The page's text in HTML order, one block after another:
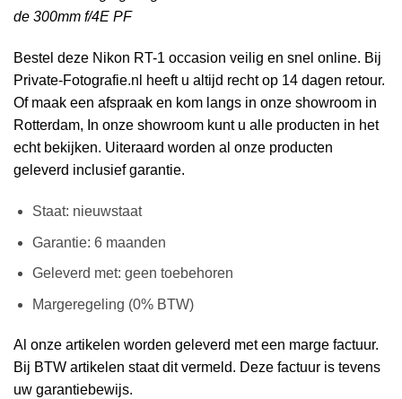
de 300mm f/4E PF
Bestel deze Nikon RT-1 occasion veilig en snel online. Bij
Private-Fotografie.nl heeft u altijd recht op 14 dagen retour.
Of maak een afspraak en kom langs in onze showroom in
Rotterdam, In onze showroom kunt u alle producten in het
echt bekijken. Uiteraard worden al onze producten
geleverd inclusief garantie.
Staat: nieuwstaat
Garantie: 6 maanden
Geleverd met: geen toebehoren
Margeregeling (0% BTW)
Al onze artikelen worden geleverd met een marge factuur.
Bij BTW artikelen staat dit vermeld. Deze factuur is tevens
uw garantiebewijs.